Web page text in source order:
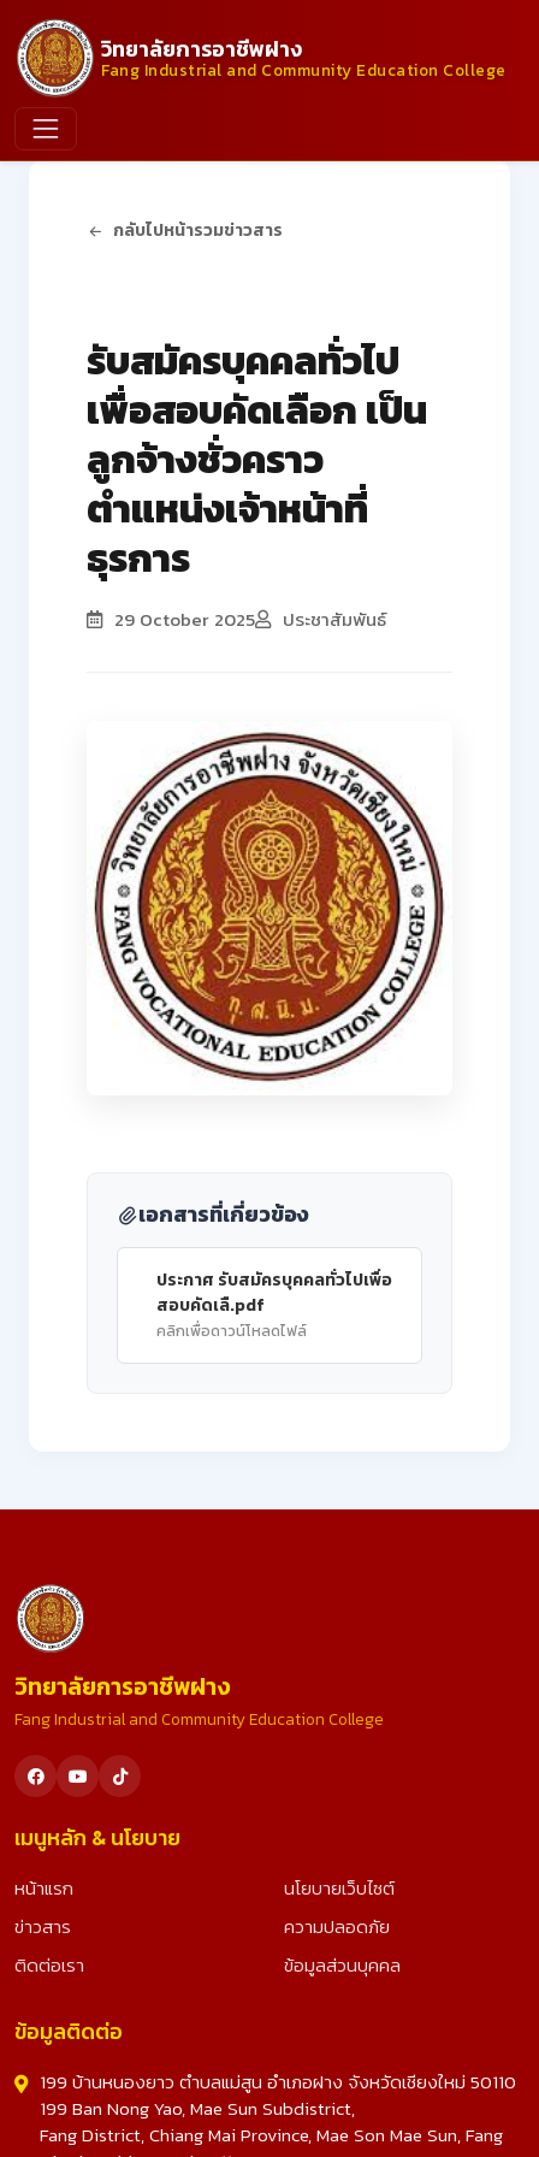
วิทยาลัยการอาชีพฝาง
Fang Industrial and Community Education College
กลับไปหน้ารวมข่าวสาร
รับสมัครบุคคลทั่วไป
เพื่อสอบคัดเลือก เป็น
ลูกจ้างชั่วคราว
ตำแหน่งเจ้าหน้าที่
ธุรการ
29 October 2025 ประชาสัมพันธ์
เอกสารที่เกี่ยวข้อง
ประกาศ รับสมัครบุคคลทั่วไปเพื่อ
สอบคัดเลื.pdf
คลิกเพื่อดาวน์โหลดไฟล์
วิทยาลัยการอาชีพฝาง
Fang Industrial and Community Education College
เมนูหลัก & นโยบาย
หน้าแรก
ข่าวสาร
ติดต่อเรา
นโยบายเว็บไซต์
ความปลอดภัย
ข้อมูลส่วนบุคคล
ข้อมูลติดต่อ
199 บ้านหนองยาว ตำบลแม่สูน อำเภอฝาง จังหวัดเชียงใหม่ 50110
199 Ban Nong Yao, Mae Sun Subdistrict,
Fang District, Chiang Mai Province, Mae Son Mae Sun, Fang